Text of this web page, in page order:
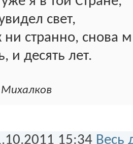
свет,
ни странно, снова
и десять лет.
Михалков
15:34 Весь